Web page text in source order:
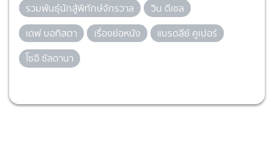
รวมพันธุ์นักสู้พิทักษ์จักรวาล
วิน ดีเซล
เดฟ บอทิสตา
เรื่องย่อหนัง
แบรดลีย์ คูเปอร์
โซอี ซัลดานา